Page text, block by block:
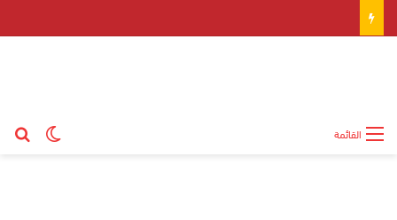
القائمة